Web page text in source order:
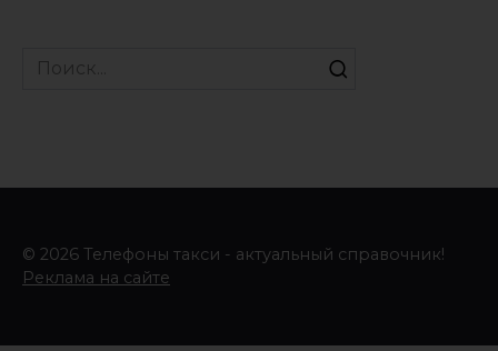
Search
© 2026 Телефоны такси - актуальный справочник!
Реклама на сайте